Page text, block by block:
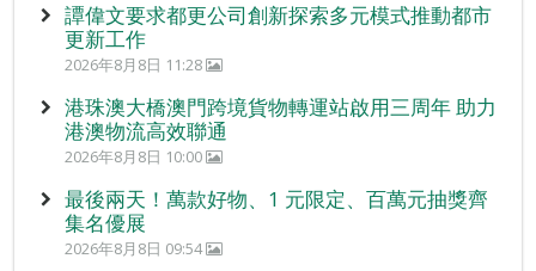
譚偉文要求都更公司創新探索多元模式推動都市
更新工作
2026年8月8日 11:28
港珠澳大橋澳門跨境貨物轉運站啟用三周年 助力
港澳物流高效聯通
2026年8月8日 10:00
最後兩天！萬款好物、1 元限定、百萬元抽獎齊
集名優展
2026年8月8日 09:54